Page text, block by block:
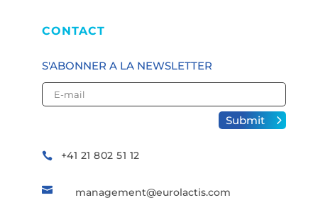
CONTACT
S'ABONNER A LA NEWSLETTER
Submit
 +41 21 802 51 12
 management@eurolactis.com